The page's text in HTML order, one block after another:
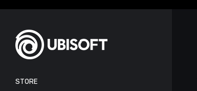
STORE